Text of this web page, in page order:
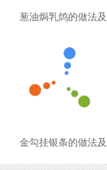
葱油焗乳鸽的做法及
金勾挂银条的做法及